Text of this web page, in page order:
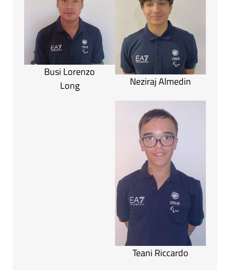
Busi Lorenzo
Long
Neziraj Almedin
Teani Riccardo